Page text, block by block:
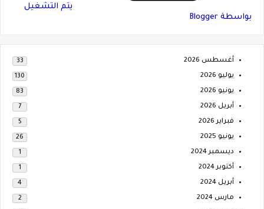
‏يتم التشغيل
بواسطة Blogger
أغسطس 2026 33
يوليو 2026 130
يونيو 2026 83
أبريل 2026 7
فبراير 2026 5
يونيو 2025 26
ديسمبر 2024 1
أكتوبر 2024 1
أبريل 2024 4
مارس 2024 2